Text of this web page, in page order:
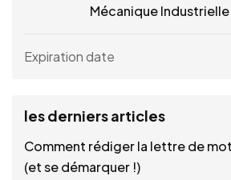
Mécanique Industrielle
Expiration date
les derniers articles
Comment rédiger la lettre de
(et se démarquer !)